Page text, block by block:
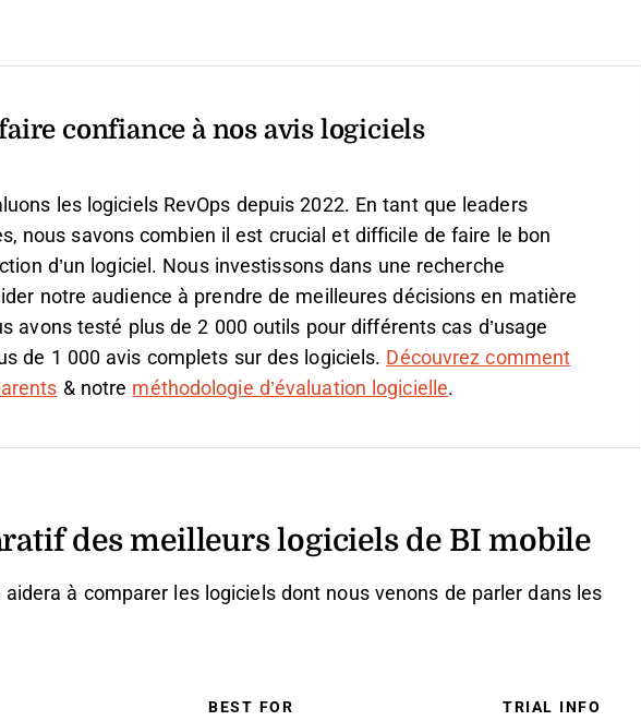
confiance à nos avis logiciels
les logiciels RevOps depuis 2022. En tant que leaders
nous savons combien il est crucial et difficile de faire le bon
d’un logiciel. Nous investissons dans une recherche
notre audience à prendre de meilleures décisions en matière
avons testé plus de 2 000 outils pour différents cas d’usage
de 1 000 avis complets sur des logiciels. Découvrez comment
& notre méthodologie d’évaluation logicielle.
des meilleurs logiciels de BI mobile
à comparer les logiciels dont nous venons de parler dans les
BEST FOR TRIAL INFO